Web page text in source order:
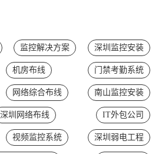
监控解决方案 深圳监控安装
机房布线 门禁考勤系统
网络综合布线 南山监控安装
深圳网络布线 IT外包公司
视频监控系统 深圳弱电工程